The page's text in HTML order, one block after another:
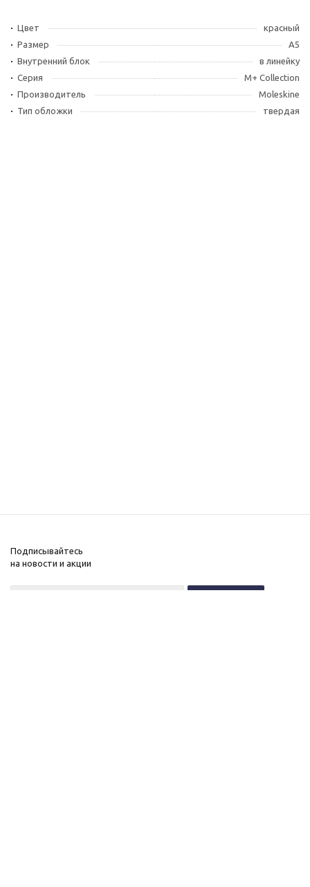
Цвет
красный
Размер
A5
Внутренний блок
в линейку
Серия
M+ Collection
Производитель
Moleskine
Тип обложки
твердая
Подписывайтесь
на новости и акции